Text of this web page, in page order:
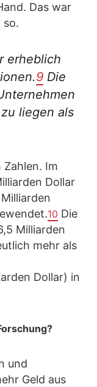
Das war
so.
erheblich
9 Die
liegen als
Zahlen. Im
Dollar
10 Die
Milliarden
mehr als
Dollar) in
und
Geld aus